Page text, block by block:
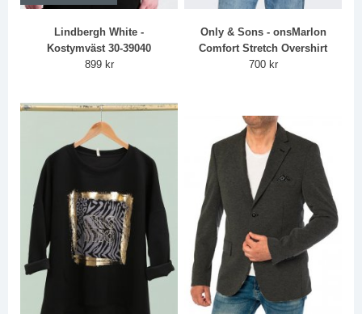
Lindbergh White -
Kostymväst 30-39040
899 kr
Only & Sons - onsMarlon
Comfort Stretch Overshirt
700 kr